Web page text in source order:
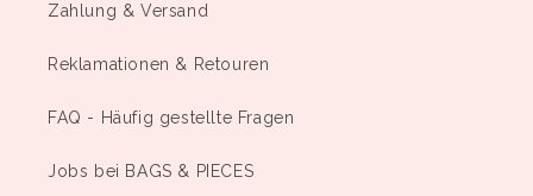
Zahlung & Versand
Reklamationen & Retouren
FAQ - Häufig gestellte Fragen
Jobs bei BAGS & PIECES